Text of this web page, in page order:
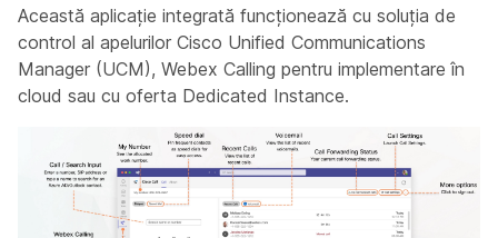
Această aplicație integrată funcționează cu soluția de
control al apelurilor Cisco Unified Communications
Manager (UCM), Webex Calling pentru implementare în
cloud sau cu oferta Dedicated Instance.